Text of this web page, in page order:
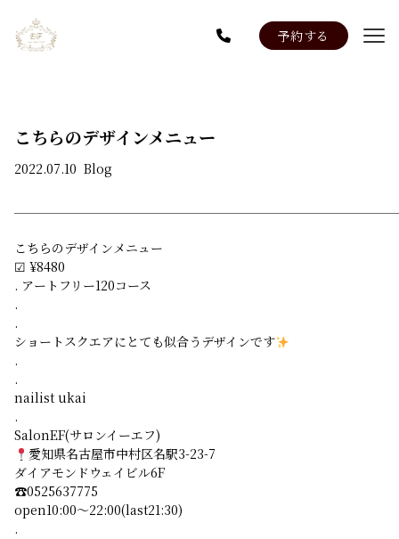
予約する
Menu
こちらのデザインメニュー
2022.07.10 Blog
こちらのデザインメニュー
☑︎ ¥8480
. アートフリー120コース
.
.
ショートスクエアにとても似合うデザインです
.
.
nailist ukai
.
SalonEF(サロンイーエフ)
愛知県名古屋市中村区名駅3-23-7
ダイアモンドウェイビル6F
☎︎0525637775
open10:00〜22:00(last21:30)
.